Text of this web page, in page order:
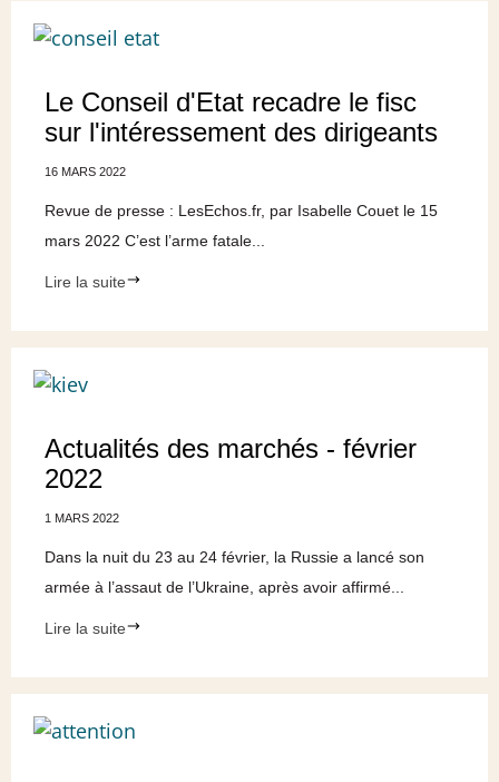
Le Conseil d'Etat recadre le fisc
sur l'intéressement des dirigeants
16 MARS 2022
Revue de presse : LesEchos.fr, par Isabelle Couet le 15
mars 2022 C’est l’arme fatale...
Lire la suite
Actualités des marchés - février
2022
1 MARS 2022
Dans la nuit du 23 au 24 février, la Russie a lancé son
armée à l’assaut de l’Ukraine, après avoir affirmé...
Lire la suite